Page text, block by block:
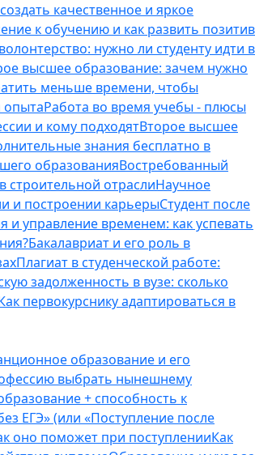
качественное и яркое
к обучению и как развить позитив
нужно ли cтуденту идти в
высшее образование: зачем нужно
меньше времени, чтобы
опытаРабота во время учебы - плюсы
и кому подходятВторое высшее
знания бесплатно в
образованияВостребованный
строительной отраслиНаучное
и построении карьерыСтудент после
и управление временем: как успевать
Бакалавриат и его роль в
Плагиат в студенческой работе:
задолженность в вузе: сколько
первокурснику адаптироваться в
образование и его
выбрать нынешнему
+ способность к
ЕГЭ» (или «Поступление после
оно поможет при поступленииКак